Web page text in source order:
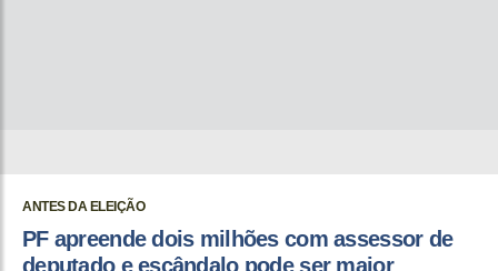
ANTES DA ELEIÇÃO
PF apreende dois milhões com assessor de
deputado e escândalo pode ser maior